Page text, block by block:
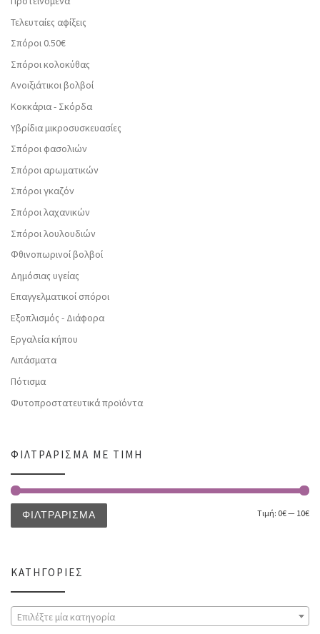
Τελευταίες αφίξεις
Σπόροι 0.50€
Σπόροι κολοκύθας
Ανοιξιάτικοι βολβοί
Κοκκάρια - Σκόρδα
Υβρίδια μικροσυσκευασίες
Σπόροι φασολιών
Σπόροι αρωματικών
Σπόροι γκαζόν
Σπόροι λαχανικών
Σπόροι λουλουδιών
Φθινοπωρινοί βολβοί
Δημόσιας υγείας
Επαγγελματικοί σπόροι
Εξοπλισμός - Διάφορα
Εργαλεία κήπου
Λιπάσματα
Πότισμα
Φυτοπροστατευτικά προϊόντα
ΦΙΛΤΡΆΡΙΣΜΑ ΜΕ ΤΙΜΉ
ΦΙΛΤΡΆΡΙΣΜΑ Τιμή: 0€— 10€
ΚΑΤΗΓΟΡΊΕΣ
Επιλέξτε μία κατηγορία